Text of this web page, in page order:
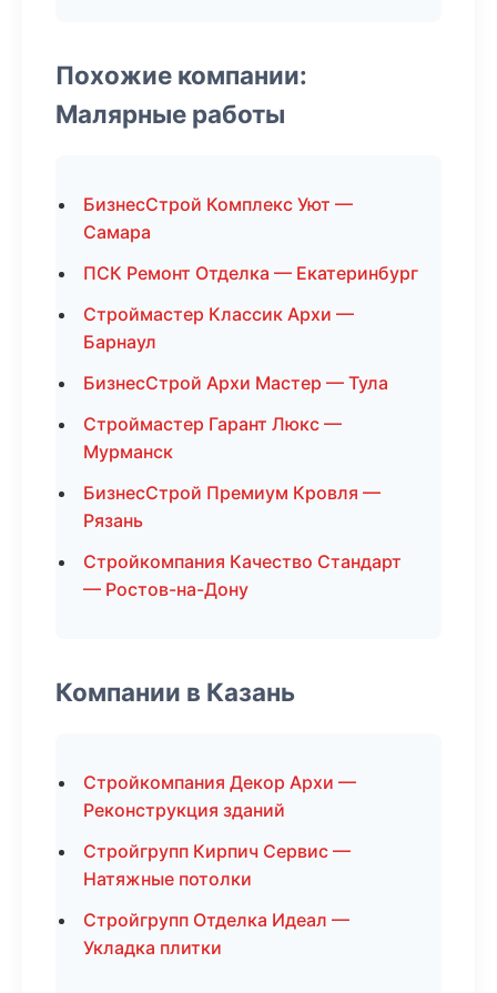
Похожие компании:
Малярные работы
БизнесСтрой Комплекс Уют —
Самара
ПСК Ремонт Отделка — Екатеринбург
Строймастер Классик Архи —
Барнаул
БизнесСтрой Архи Мастер — Тула
Строймастер Гарант Люкс —
Мурманск
БизнесСтрой Премиум Кровля —
Рязань
Стройкомпания Качество Стандарт
— Ростов-на-Дону
Компании в Казань
Стройкомпания Декор Архи —
Реконструкция зданий
Стройгрупп Кирпич Сервис —
Натяжные потолки
Стройгрупп Отделка Идеал —
Укладка плитки